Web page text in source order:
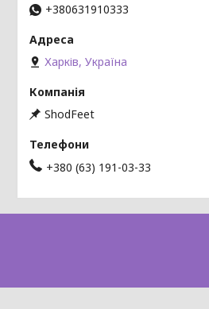
+380631910333
Харків, Україна
ShodFeet
+380 (63) 191-03-33